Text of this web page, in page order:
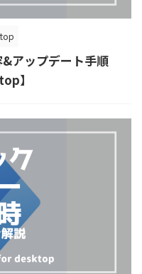
アップデート手順
】